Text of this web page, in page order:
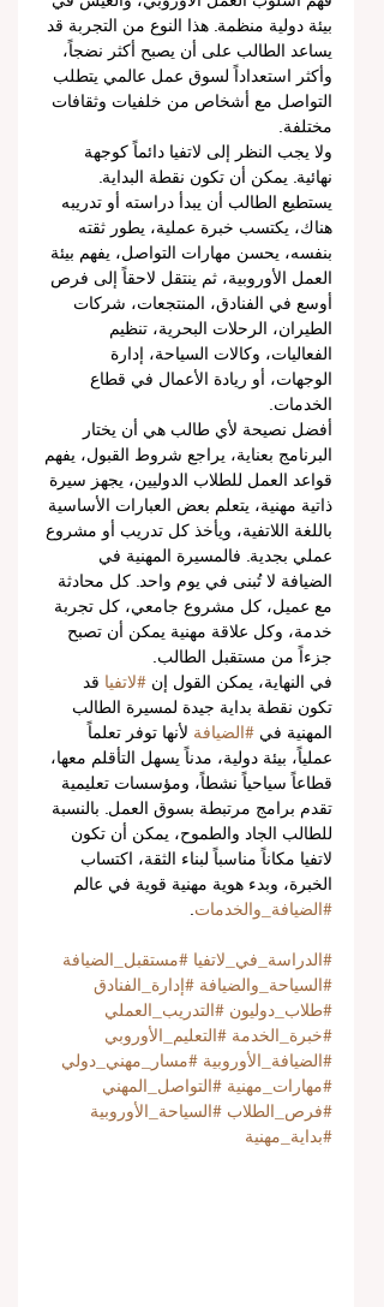
بيئة دولية منظمة. هذا النوع من التجربة قد
يساعد الطالب على أن يصبح أكثر نضجاً،
وأكثر استعداداً لسوق عمل عالمي يتطلب
التواصل مع أشخاص من خلفيات وثقافات
مختلفة.
ولا يجب النظر إلى لاتفيا دائماً كوجهة
نهائية. يمكن أن تكون نقطة البداية.
يستطيع الطالب أن يبدأ دراسته أو تدريبه
هناك، يكتسب خبرة عملية، يطور ثقته
بنفسه، يحسن مهارات التواصل، يفهم بيئة
العمل الأوروبية، ثم ينتقل لاحقاً إلى فرص
أوسع في الفنادق، المنتجعات، شركات
الطيران، الرحلات البحرية، تنظيم
الفعاليات، وكالات السياحة، إدارة
الوجهات، أو ريادة الأعمال في قطاع
الخدمات.
أفضل نصيحة لأي طالب هي أن يختار
البرنامج بعناية، يراجع شروط القبول، يفهم
قواعد العمل للطلاب الدوليين، يجهز سيرة
ذاتية مهنية، يتعلم بعض العبارات الأساسية
باللغة اللاتفية، ويأخذ كل تدريب أو مشروع
عملي بجدية. فالمسيرة المهنية في
الضيافة لا تُبنى في يوم واحد. كل محادثة
مع عميل، كل مشروع جامعي، كل تجربة
خدمة، وكل علاقة مهنية يمكن أن تصبح
جزءاً من مستقبل الطالب.
في النهاية، يمكن القول إن #لاتفيا قد
تكون نقطة بداية جيدة لمسيرة الطالب
المهنية في #الضيافة لأنها توفر تعلماً
عملياً، بيئة دولية، مدناً يسهل التأقلم معها،
قطاعاً سياحياً نشطاً، ومؤسسات تعليمية
تقدم برامج مرتبطة بسوق العمل. بالنسبة
للطالب الجاد والطموح، يمكن أن تكون
لاتفيا مكاناً مناسباً لبناء الثقة، اكتساب
الخبرة، وبدء هوية مهنية قوية في عالم
#الضيافة_والخدمات
#الدراسة_في_لاتفيا #مستقبل_الضيافة
#السياحة_والضيافة #إدارة_الفنادق
#طلاب_دوليون #التدريب_العملي
#خبرة_الخدمة #التعليم_الأوروبي
#الضيافة_الأوروبية #مسار_مهني_دولي
#مهارات_مهنية #التواصل_المهني
#فرص_الطلاب #السياحة_الأوروبية
#بداية_مهنية